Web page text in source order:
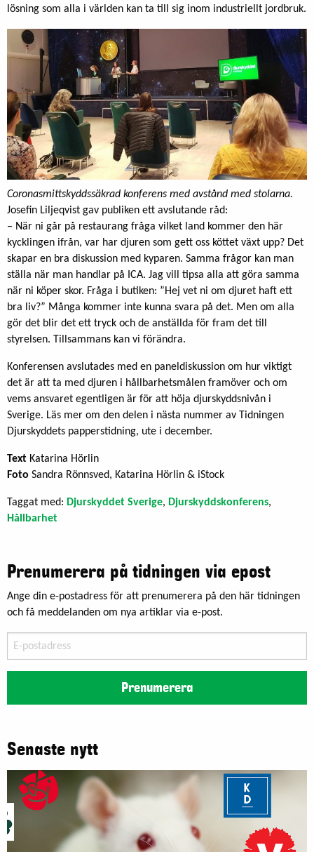
lösning som alla i världen kan ta till sig inom industriellt jordbruk.
Coronasmittskyddssäkrad konferens med avstånd med stolarna.
Josefin Liljeqvist gav publiken ett avslutande råd:
– När ni går på restaurang fråga vilket land kommer den här
kycklingen ifrån, var har djuren som gett oss köttet växt upp? Det
skapar en bra diskussion med kyparen. Samma frågor kan man
ställa när man handlar på ICA. Jag vill tipsa alla att göra samma
när ni köper skor. Fråga i butiken: ”Hej vet ni om djuret haft ett
bra liv?” Många kommer inte kunna svara på det. Men om alla
gör det blir det ett tryck och de anställda för fram det till
styrelsen. Tillsammans kan vi förändra.
Konferensen avslutades med en paneldiskussion om hur viktigt
det är att ta med djuren i hållbarhetsmålen framöver och om
vems ansvaret egentligen är för att höja djurskyddsnivån i
Sverige. Läs mer om den delen i nästa nummer av Tidningen
Djurskyddets papperstidning, ute i december.
Text Katarina Hörlin
Foto Sandra Rönnsved, Katarina Hörlin & iStock
Taggat med: Djurskyddet Sverige, Djurskyddskonferens,
Hållbarhet
Prenumerera på tidningen via epost
Ange din e-postadress för att prenumerera på den här tidningen
och få meddelanden om nya artiklar via e-post.
postadress
Prenumerera
Senaste nytt